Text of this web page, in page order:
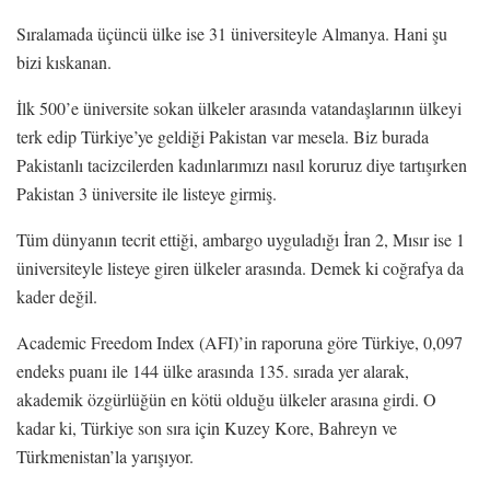
Sıralamada üçüncü ülke ise 31 üniversiteyle Almanya. Hani şu
bizi kıskanan.
İlk 500’e üniversite sokan ülkeler arasında vatandaşlarının ülkeyi
terk edip Türkiye’ye geldiği Pakistan var mesela. Biz burada
Pakistanlı tacizcilerden kadınlarımızı nasıl koruruz diye tartışırken
Pakistan 3 üniversite ile listeye girmiş.
Tüm dünyanın tecrit ettiği, ambargo uyguladığı İran 2, Mısır ise 1
üniversiteyle listeye giren ülkeler arasında. Demek ki coğrafya da
kader değil.
Academic Freedom Index (AFI)’in raporuna göre Türkiye, 0,097
endeks puanı ile 144 ülke arasında 135. sırada yer alarak,
akademik özgürlüğün en kötü olduğu ülkeler arasına girdi. O
kadar ki, Türkiye son sıra için Kuzey Kore, Bahreyn ve
Türkmenistan’la yarışıyor.